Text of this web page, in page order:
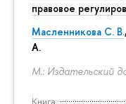
правовое
Масленникова С. В.,
А.
М.: Издательский
Книга